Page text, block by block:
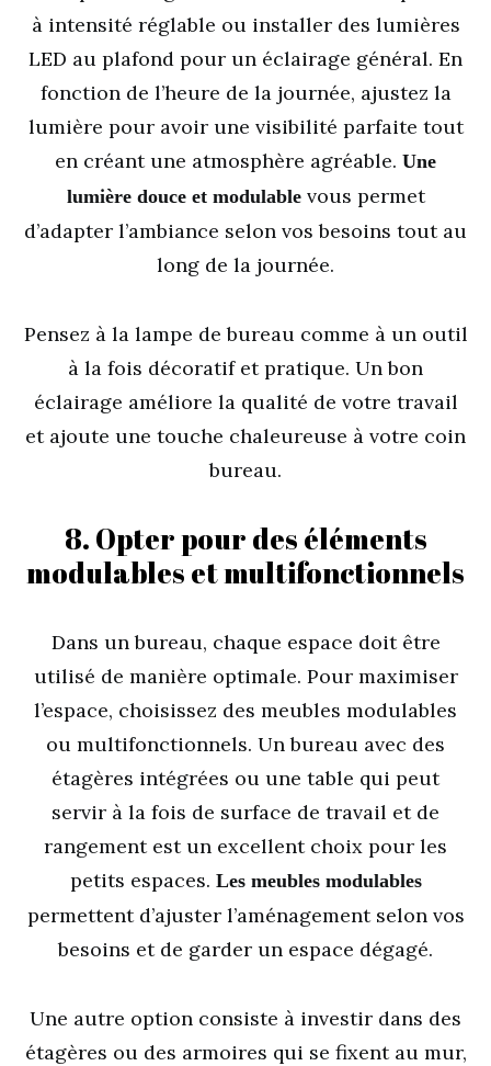
à intensité réglable ou installer des lumières
LED au plafond pour un éclairage général. En
fonction de l’heure de la journée, ajustez la
lumière pour avoir une visibilité parfaite tout
en créant une atmosphère agréable. Une
lumière douce et modulablevous permet
d’adapter l’ambiance selon vos besoins tout au
long de la journée.
Pensez à la lampe de bureau comme à un outil
à la fois décoratif et pratique. Un bon
éclairage améliore la qualité de votre travail
et ajoute une touche chaleureuse à votre coin
bureau.
8. Opter pour des éléments
modulables et multifonctionnels
Dans un bureau, chaque espace doit être
utilisé de manière optimale. Pour maximiser
l’espace, choisissez des meubles modulables
ou multifonctionnels. Un bureau avec des
étagères intégrées ou une table qui peut
servir à la fois de surface de travail et de
rangement est un excellent choix pour les
petits espaces. Les meubles modulables
permettent d’ajuster l’aménagement selon vos
besoins et de garder un espace dégagé.
Une autre option consiste à investir dans des
étagères ou des armoires qui se fixent au mur,